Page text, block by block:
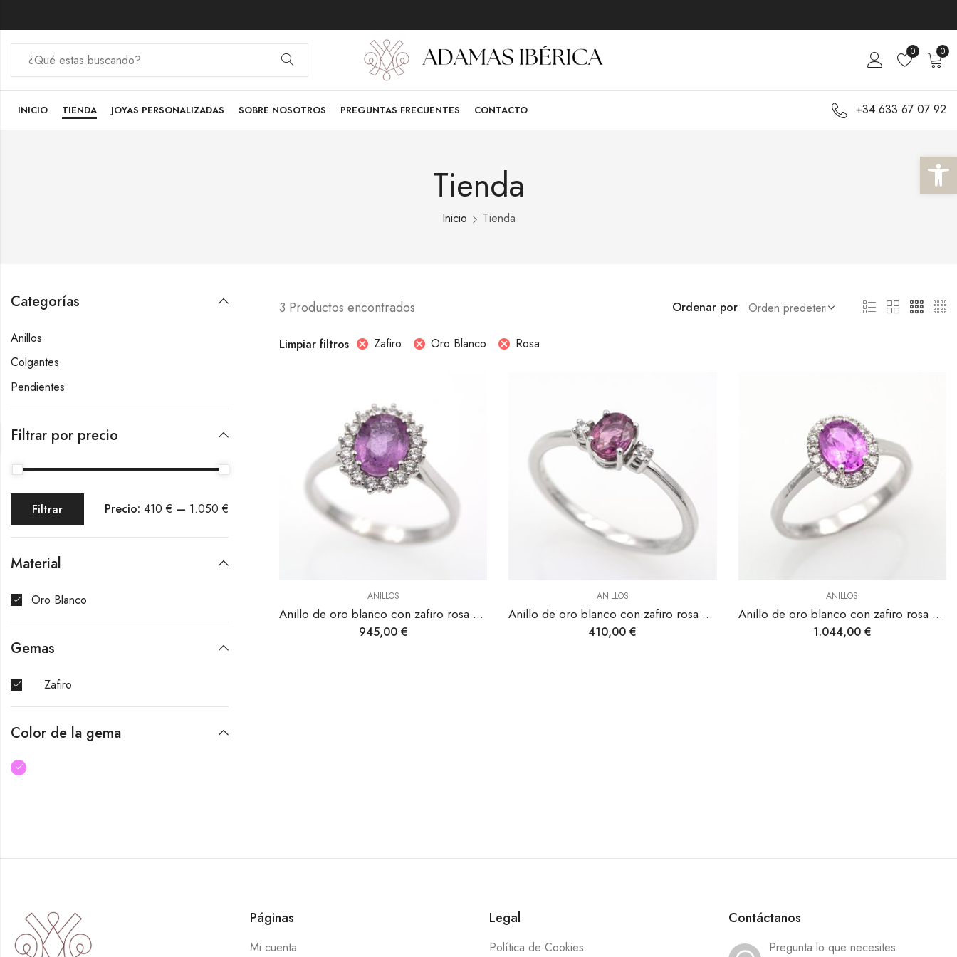
Abrir
0 0
INICIO TIENDA JOYAS PERSONALIZADAS SOBRE NOSOTROS PREGUNTAS FRECUENTES CONTACTO +34 633 67 07 92
Tienda
Inicio Tienda
3 Productos encontrados Ordenar por
Limpiar filtros Zafiro Oro Blanco Rosa
ANILLOS
Anillo de oro blanco con zafiro rosa rodeado de diamantes.
945,00 €
ANILLOS
Anillo de oro blanco con zafiro rosa y diamantes.
410,00€
ANILLOS
Anillo de oro blanco con zafiro rosa y diamantes.
1.044,00 €
Categorías
Anillos
Colgantes
Pendientes
Filtrar por precio
Filtrar Precio: 410 € — 1.050 €
Material
Oro Blanco
Gemas
Zafiro
Color de la gema
Páginas
Mi cuenta
Legal
Política de Cookies
Contáctanos
Pregunta lo que necesites